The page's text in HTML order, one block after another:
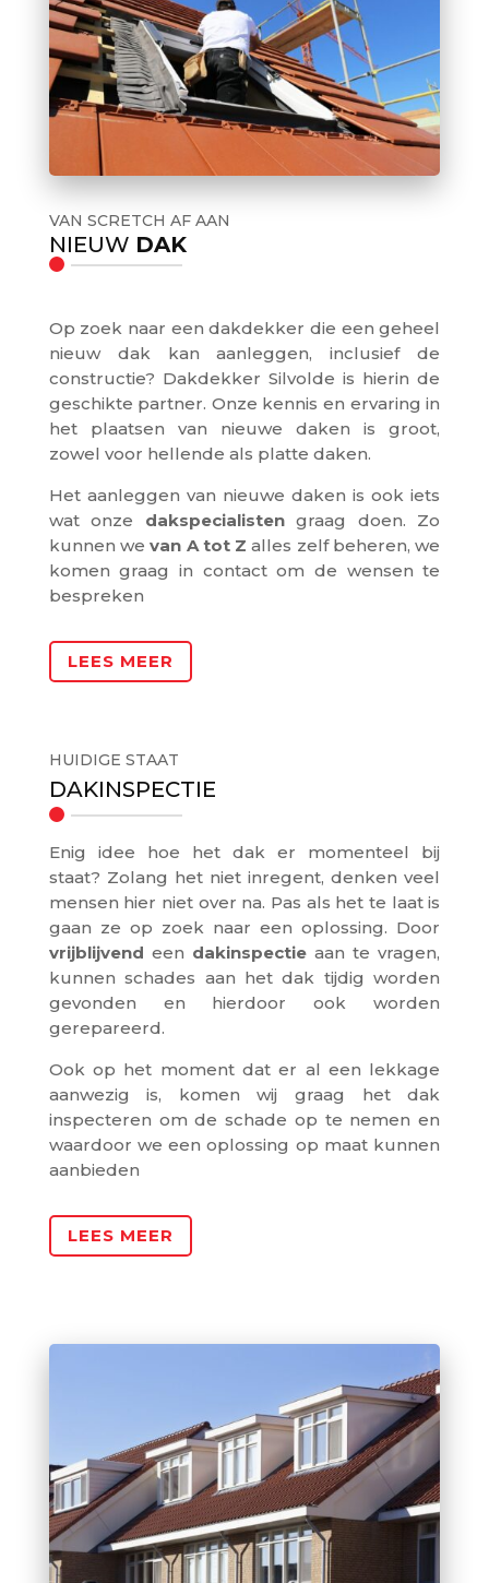
VAN SCRETCH AF AAN
NIEUW DAK
Op zoek naar een dakdekker die een geheel
nieuw dak kan aanleggen, inclusief de
constructie? Dakdekker Silvolde is hierin de
geschikte partner. Onze kennis en ervaring in
het plaatsen van nieuwe daken is groot,
zowel voor hellende als platte daken.
Het aanleggen van nieuwe daken is ook iets
wat onze dakspecialistengraag doen. Zo
kunnen wevan A tot Z alles zelf beheren, we
komen graag in contact om de wensen te
bespreken
LEES MEER
HUIDIGE STAAT
DAKINSPECTIE
Enig idee hoe het dak er momenteel bij
staat? Zolang het niet inregent, denken veel
mensen hier niet over na. Pas als het te laat is
gaan ze op zoek naar een oplossing. Door
vrijblijvend een dakinspectieaan te vragen,
kunnen schades aan het dak tijdig worden
gevonden en hierdoor ook worden
gerepareerd.
Ook op het moment dat er al een lekkage
aanwezig is, komen wij graag het dak
inspecteren om de schade op te nemen en
waardoor we een oplossing op maat kunnen
aanbieden
LEES MEER